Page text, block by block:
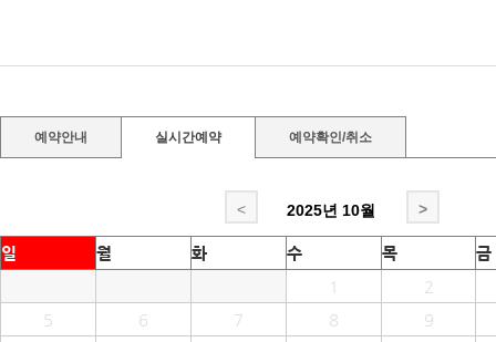
예약안내 실시간예약 예약확인/취소
< 2025년 10월 >
일 월 화 수 목
금
1
2
5
6 7 8
9